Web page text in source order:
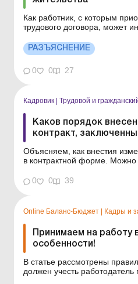
Как работник, с которым
трудового договора, может
Больше по теме: Приостановление действия трудового
договора: что изменится с
работник, с которым
трудового договора...
РАЗЪЯСНЕНИЕ
0 0 27
Кадровик Трудовой и
Каков порядок
контракт,
Объясняем, как внестия
в контрактной форме. Можно ли изменить контракт с
изменения в трудовой
Нужно ли заключать новый
0 0 39
Online Баланс-Бюджет | Кадры и
Принимаем на работу
особенности!
В статье рассмотрены
должен учесть